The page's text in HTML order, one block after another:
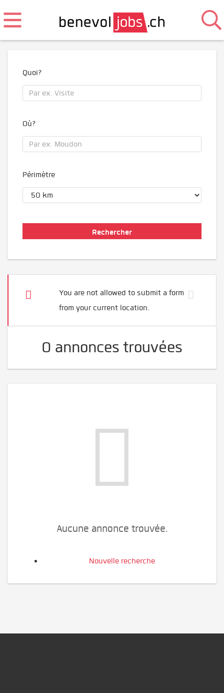
Quoi?
Où?
Périmètre
You are not allowed to submit a form
from your current location.
0 annonces trouvées
Aucune annonce trouvée.
Nouvelle recherche